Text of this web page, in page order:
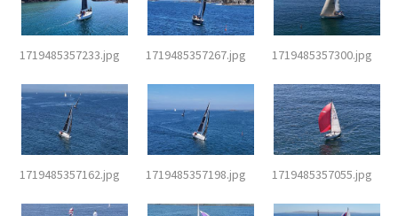
1719485357233.jpg 1719485357267.jpg 1719485357300.jpg
1719485357162.jpg 1719485357198.jpg 1719485357055.jpg